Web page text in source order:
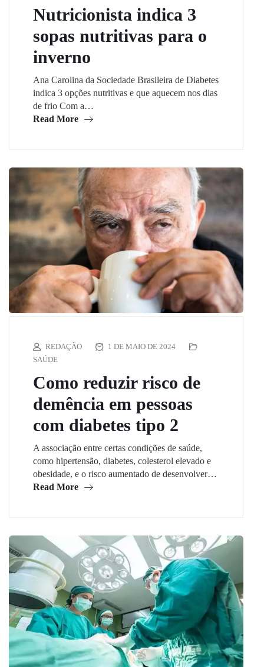
Nutricionista indica 3
sopas nutritivas para o
inverno
Ana Carolina da Sociedade Brasileira de Diabetes
indica 3 opções nutritivas e que aquecem nos dias
de frio Com a…
Read More
REDAÇÃO
1 DE MAIO DE 2024
SAÚDE
Como reduzir risco de
demência em pessoas
com diabetes tipo 2
A associação entre certas condições de saúde,
como hipertensão, diabetes, colesterol elevado e
obesidade, e o risco aumentado de desenvolver…
Read More